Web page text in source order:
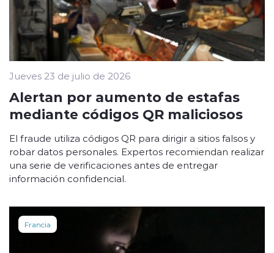
Jueves 23 de julio de 2026
Alertan por aumento de estafas
mediante códigos QR maliciosos
El fraude utiliza códigos QR para dirigir a sitios falsos y
robar datos personales. Expertos recomiendan realizar
una serie de verificaciones antes de entregar
información confidencial.
Francia